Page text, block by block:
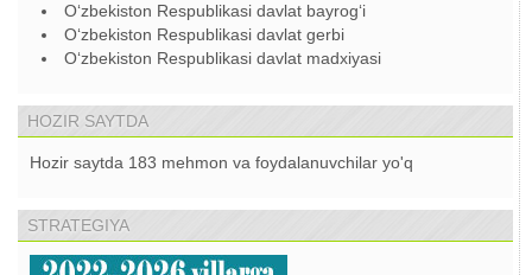
O‘zbekiston Respublikasi davlat bayrog‘i
O‘zbekiston Respublikasi davlat gerbi
O‘zbekiston Respublikasi davlat madxiyasi
HOZIR SAYTDA
Hozir saytda 183 mehmon va foydalanuvchilar yo'q
STRATEGIYA